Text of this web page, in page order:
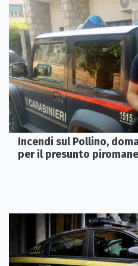
Incendi sul Pollino,
per il presunto